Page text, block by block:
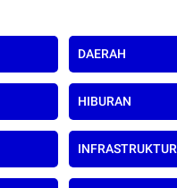
DAERAH
HIBURAN
INFRASTRUKTUR